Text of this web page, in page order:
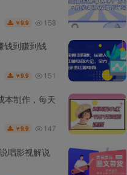
￥9.9 158
钱到赚到钱
￥9.9 151
本制作，每天
￥9.9 147
唱影视解说